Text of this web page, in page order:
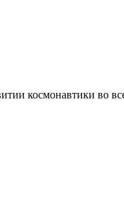
космонавтики во